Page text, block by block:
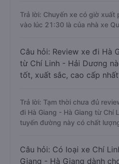
Trả lời: Chuyến xe có giờ xuất
vào lúc 21:30 là của nhà xe
Câu hỏi: Review xe đi Hà
từ Chí Linh - Hải Dương
tốt, xuất sắc, cao cấp
Trả lời: Tạm thời chưa đủ
đi Hà Giang - Hà Giang từ Chí
tuyến đường này có chất
Câu hỏi: Có loại xe Chí
Giang - Hà Giang dành